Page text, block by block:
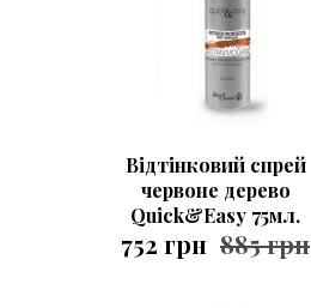
Відтінковий спрей
червоне дерево
Quick&Easy 75мл.
752 грн 885 грн